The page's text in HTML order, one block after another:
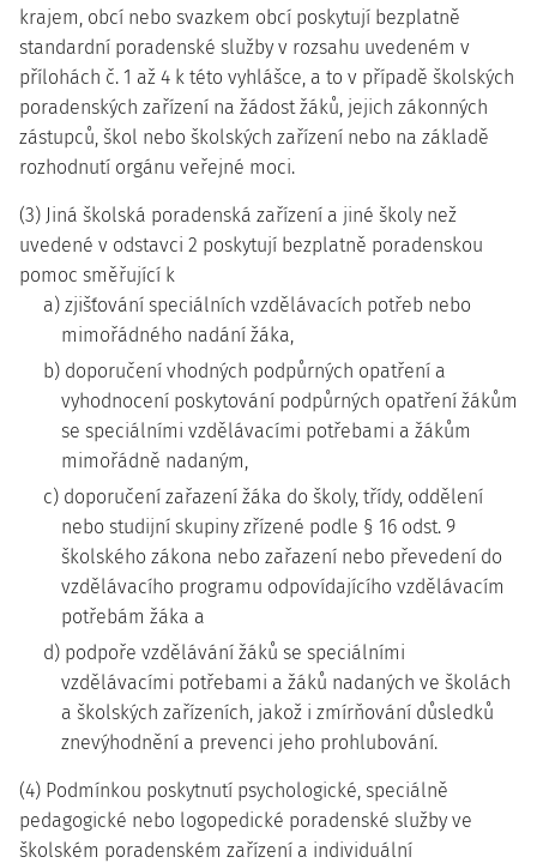
krajem, obcí nebo svazkem obcí poskytují bezplatně
standardní poradenské služby v rozsahu uvedeném v
přílohách č. 1 až 4 k této vyhlášce, a to v případě školských
poradenských zařízení na žádost žáků, jejich zákonných
zástupců, škol nebo školských zařízení nebo na základě
rozhodnutí orgánu veřejné moci.
(3) Jiná školská poradenská zařízení a jiné školy než
uvedené v odstavci 2 poskytují bezplatně poradenskou
pomoc směřující k
a) zjišťování speciálních vzdělávacích potřeb nebo
mimořádného nadání žáka,
b) doporučení vhodných podpůrných opatření a
vyhodnocení poskytování podpůrných opatření žákům
se speciálními vzdělávacími potřebami a žákům
mimořádně nadaným,
c) doporučení zařazení žáka do školy, třídy, oddělení
nebo studijní skupiny zřízené podle § 16 odst. 9
školského zákona nebo zařazení nebo převedení do
vzdělávacího programu odpovídajícího vzdělávacím
potřebám žáka a
d) podpoře vzdělávání žáků se speciálními
vzdělávacími potřebami a žáků nadaných ve školách
a školských zařízeních, jakož i zmírňování důsledků
znevýhodnění a prevenci jeho prohlubování.
(4) Podmínkou poskytnutí psychologické, speciálně
pedagogické nebo logopedické poradenské služby ve
školském poradenském zařízení a individuální